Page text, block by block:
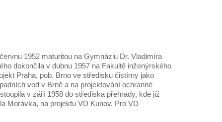
1952 maturitou na Gymnáziu Dr. Vladimíra
dokončila v dubnu 1957 na Fakultě inženýrského
Praha, pob. Brno ve středisku čistírny jako
vod v Brně a na projektování ochranné
v září 1958 do střediska přehrady, kde již
Morávka, na projektu VD Kunov. Pro VD